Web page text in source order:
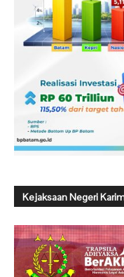
Kejaksaan Negeri